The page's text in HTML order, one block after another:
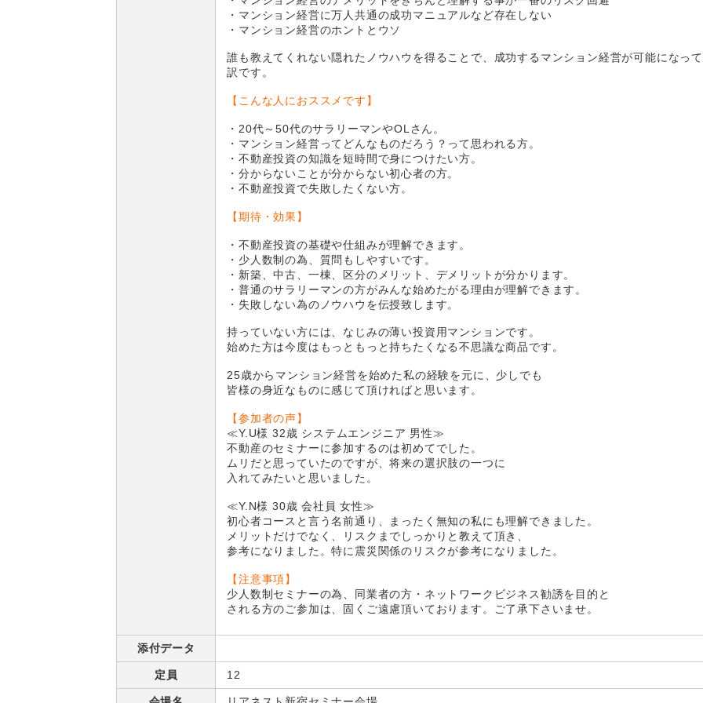
・マンション経営に万人共通の成功マニュアルなど存在しない
・マンション経営のホントとウソ
誰も教えてくれない隠れたノウハウを得ることで、成功するマンション経営が可能になっ
訳です。
【こんな人におススメです】
・20代～50代のサラリーマンやOLさん。
・マンション経営ってどんなものだろう？って思われる方。
・不動産投資の知識を短時間で身につけたい方。
・分からないことが分からない初心者の方。
・不動産投資で失敗したくない方。
【期待・効果】
・不動産投資の基礎や仕組みが理解できます。
・少人数制の為、質問もしやすいです。
・新築、中古、一棟、区分のメリット、デメリットが分かります。
・普通のサラリーマンの方がみんな始めたがる理由が理解できます。
・失敗しない為のノウハウを伝授致します。
持っていない方には、なじみの薄い投資用マンションです。
始めた方は今度はもっともっと持ちたくなる不思議な商品です。
25歳からマンション経営を始めた私の経験を元に、少しでも
皆様の身近なものに感じて頂ければと思います。
【参加者の声】
≪Y.U様 32歳 システムエンジニア 男性≫
不動産のセミナーに参加するのは初めてでした。
ムリだと思っていたのですが、将来の選択肢の一つに
入れてみたいと思いました。
≪Y.N様 30歳 会社員 女性≫
初心者コースと言う名前通り、まったく無知の私にも理解できました。
メリットだけでなく、リスクまでしっかりと教えて頂き、
参考になりました。特に震災関係のリスクが参考になりました。
【注意事項】
少人数制セミナーの為、同業者の方・ネットワークビジネス勧誘を目的と
される方のご参加は、固くご遠慮頂いております。ご了承下さいませ。
添付データ
定員 12